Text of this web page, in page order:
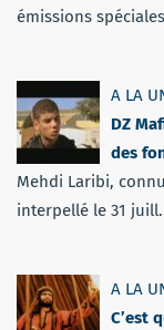
émissions
A LA
DZ
des
Mehdi Laribi,
interpellé le 31
A LA
C’est